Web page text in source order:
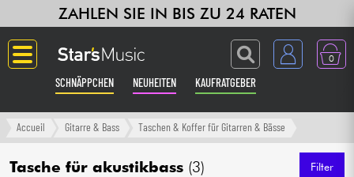
ZAHLEN SIE IN BIS ZU 24 RATEN
0
SCHNÄPPCHEN NEUHEITEN KAUFRATGEBER
Langue
Gitarre & Bass
Accueil Gitarre & Bass Taschen & Koffer für Gitarren & Bässe
Tasche für akustikbass (3) Filter